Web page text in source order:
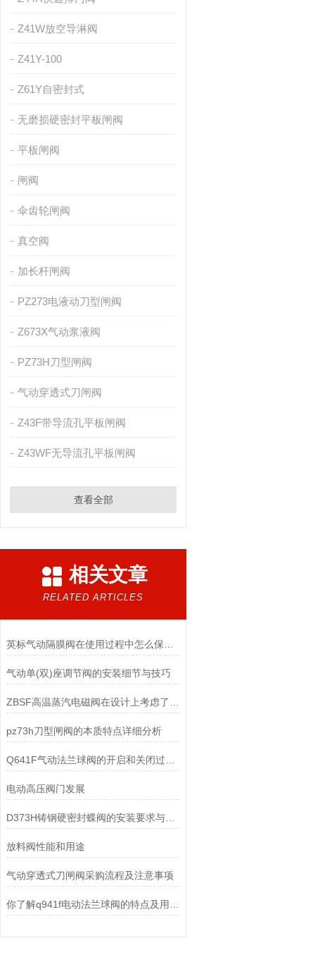
Z41W放空导淋阀
Z41Y-100
Z61Y自密封式
无磨损硬密封平板闸阀
平板闸阀
闸阀
伞齿轮闸阀
真空阀
加长杆闸阀
PZ273电液动刀型闸阀
Z673X气动浆液阀
PZ73H刀型闸阀
气动穿透式刀闸阀
Z43F带导流孔平板闸阀
Z43WF无导流孔平板闸阀
查看全部
相关文章
RELATED ARTICLES
气动单(双)座调节阀的安装细节与技巧
pz73h刀型闸阀的本质特点详细分析
电动高压阀门发展
D373H铸钢硬密封蝶阀的安装要求与维护保养
放料阀性能和用途
气动穿透式刀闸阀采购流程及注意事项